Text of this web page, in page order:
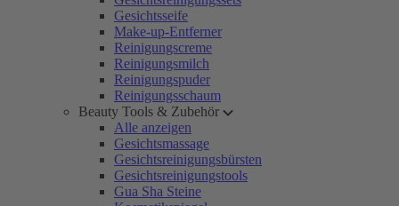
Gesichtsseife
Make-up-Entferner
Reinigungscreme
Reinigungsmilch
Reinigungspuder
Reinigungsschaum
Beauty Tools & Zubehör
Alle anzeigen
Gesichtsmassage
Gesichtsreinigungsbürsten
Gesichtsreinigungstools
Gua Sha Steine